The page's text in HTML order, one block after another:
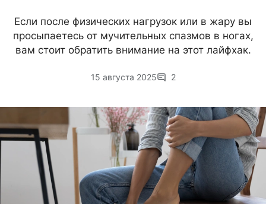
Если после физических нагрузок или в жару вы
просыпаетесь от мучительных спазмов в ногах,
вам стоит обратить внимание на этот лайфхак.
15 августа 2025 2